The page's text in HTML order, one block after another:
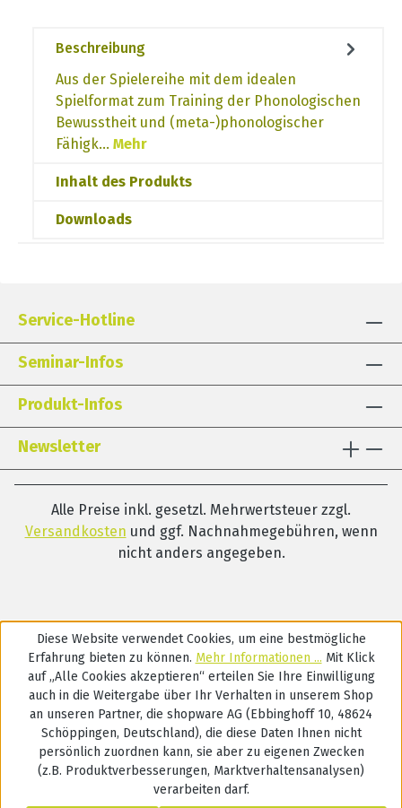
Beschreibung
Aus der Spielereihe mit dem idealen
Spielformat zum Training der Phonologischen
Bewusstheit und (meta-)phonologischer
Fähigk… Mehr
Inhalt des Produkts
Downloads
Service-Hotline
Seminar-Infos
Produkt-Infos
Newsletter
Alle Preise inkl. gesetzl. Mehrwertsteuer zzgl.
Versandkosten und ggf. Nachnahmegebühren, wenn
nicht anders angegeben.
Diese Website verwendet Cookies, um eine bestmögliche
Erfahrung bieten zu können. Mehr Informationen ... Mit Klick
auf „Alle Cookies akzeptieren“ erteilen Sie Ihre Einwilligung
auch in die Weitergabe über Ihr Verhalten in unserem Shop
an unseren Partner, die shopware AG (Ebbinghoff 10, 48624
Schöppingen, Deutschland), die diese Daten Ihnen nicht
persönlich zuordnen kann, sie aber zu eigenen Zwecken
(z.B. Produktverbesserungen, Marktverhaltensanalysen)
verarbeiten darf.